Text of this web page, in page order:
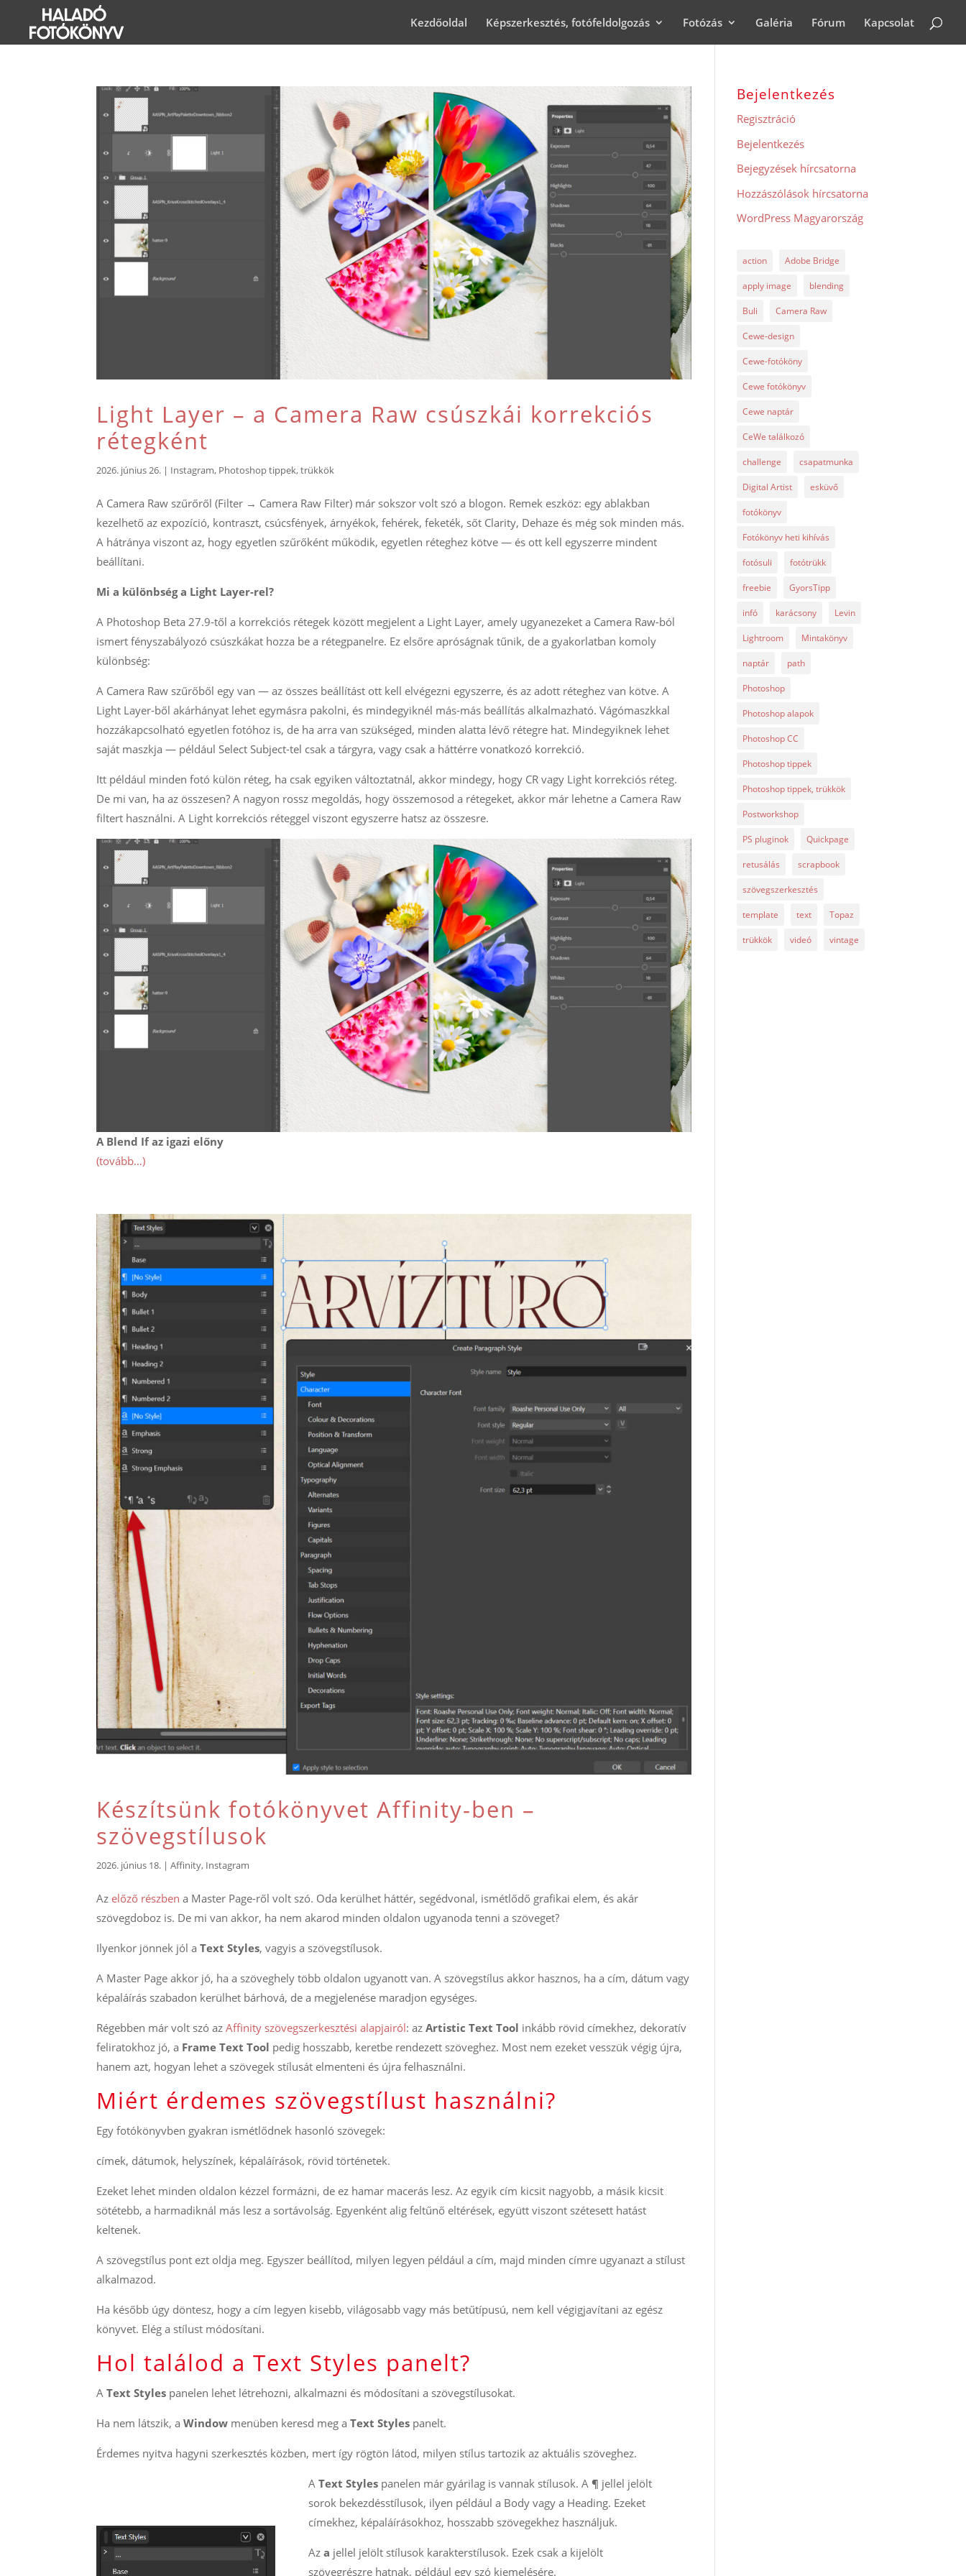
Kezdőoldal Képszerkesztés, fotófeldolgozás Fotózás Galéria Fórum Kapcsolat
Light Layer – a Camera Raw csúszkái korrekciós
rétegként
2026. június 26. | Instagram, Photoshop tippek, trükkök
A Camera Raw szűrőről (Filter → Camera Raw Filter) már sokszor volt szó a blogon. Remek eszköz: egy ablakban
kezelhető az expozíció, kontraszt, csúcsfények, árnyékok, fehérek, feketék, sőt Clarity, Dehaze és még sok minden más.
A hátránya viszont az, hogy egyetlen szűrőként működik, egyetlen réteghez kötve — és ott kell egyszerre mindent
beállítani.
Mi a különbség a Light Layer-rel?
A Photoshop Beta 27.9-től a korrekciós rétegek között megjelent a Light Layer, amely ugyanezeket a Camera Raw-ból
ismert fényszabályozó csúszkákat hozza be a rétegpanelre. Ez elsőre apróságnak tűnik, de a gyakorlatban komoly
különbség:
A Camera Raw szűrőből egy van — az összes beállítást ott kell elvégezni egyszerre, és az adott réteghez van kötve. A
Light Layer-ből akárhányat lehet egymásra pakolni, és mindegyiknél más-más beállítás alkalmazható. Vágómaszkkal
hozzákapcsolható egyetlen fotóhoz is, de ha arra van szükséged, minden alatta lévő rétegre hat. Mindegyiknek lehet
saját maszkja — például Select Subject-tel csak a tárgyra, vagy csak a háttérre vonatkozó korrekció.
Itt például minden fotó külön réteg, ha csak egyiken változtatnál, akkor mindegy, hogy CR vagy Light korrekciós réteg.
De mi van, ha az összesen? A nagyon rossz megoldás, hogy összemosod a rétegeket, akkor már lehetne a Camera Raw
filtert használni. A Light korrekciós réteggel viszont egyszerre hatsz az összesre.
A Blend If az igazi előny
(tovább…)
Készítsünk fotókönyvet Affinity-ben –
szövegstílusok
2026. június 18. |Affinity, Instagram
Az előző részben a Master Page-ről volt szó. Oda kerülhet háttér, segédvonal, ismétlődő grafikai elem, és akár
szövegdoboz is. De mi van akkor, ha nem akarod minden oldalon ugyanoda tenni a szöveget?
Ilyenkor jönnek jól aText Styles, vagyis a szövegstílusok.
A Master Page akkor jó, ha a szöveghely több oldalon ugyanott van. A szövegstílus akkor hasznos, ha a cím, dátum vagy
képaláírás szabadon kerülhet bárhová, de a megjelenése maradjon egységes.
Régebben már volt szó azAffinity szövegszerkesztési alapjairól: azArtistic Text Tool inkább rövid címekhez, dekoratív
feliratokhoz jó, a Frame Text Tool pedig hosszabb, keretbe rendezett szöveghez. Most nem ezeket vesszük végig újra,
hanem azt, hogyan lehet a szövegek stílusát elmenteni és újra felhasználni.
Miért érdemes szövegstílust használni?
Egy fotókönyvben gyakran ismétlődnek hasonló szövegek:
címek, dátumok, helyszínek, képaláírások, rövid történetek.
Ezeket lehet minden oldalon kézzel formázni, de ez hamar macerás lesz. Az egyik cím kicsit nagyobb, a másik kicsit
sötétebb, a harmadiknál más lesz a sortávolság. Egyenként alig feltűnő eltérések, együtt viszont szétesett hatást
keltenek.
A szövegstílus pont ezt oldja meg. Egyszer beállítod, milyen legyen például a cím, majd minden címre ugyanazt a stílust
alkalmazod.
Ha később úgy döntesz, hogy a cím legyen kisebb, világosabb vagy más betűtípusú, nem kell végigjavítani az egész
könyvet. Elég a stílust módosítani.
Hol találod a Text Styles panelt?
AText Styles panelen lehet létrehozni, alkalmazni és módosítani a szövegstílusokat.
Ha nem látszik, aWindow menüben keresd meg aText Styles panelt.
Érdemes nyitva hagyni szerkesztés közben, mert így rögtön látod, milyen stílus tartozik az aktuális szöveghez.
AText Styles panelen már gyárilag is vannak stílusok. A ¶ jellel jelölt
sorok bekezdésstílusok, ilyen például a Body vagy a Heading. Ezeket
címekhez, képaláírásokhoz, hosszabb szövegekhez használjuk.
Aza jellel jelölt stílusok karakterstílusok. Ezek csak a kijelölt
szövegrészre hatnak, például egy szó kiemelésére.
Bejelentkezés
Regisztráció
Bejelentkezés
Bejegyzések hírcsatorna
Hozzászólások hírcsatorna
WordPress Magyarország
action Adobe Bridge
apply image blending
Buli Camera Raw
Cewe-design
Cewe-fotóköny
Cewe fotókönyv
Cewe naptár
CeWe találkozó
challenge csapatmunka
Digital Artist esküvő
fotókönyv
Fotókönyv heti kihívás
fotósuli fotótrükk
freebie GyorsTipp
infó karácsony Levin
Lightroom Mintakönyv
naptár path
Photoshop
Photoshop alapok
Photoshop CC
Photoshop tippek
Photoshop tippek, trükkök
Postworkshop
PS pluginok Quickpage
retusálás scrapbook
szövegszerkesztés
template text Topaz
trükkök videó vintage